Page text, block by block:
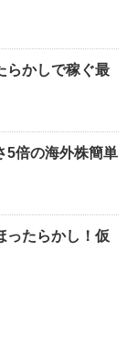
らかしで稼ぐ最
5倍の海外株簡単
ったらかし！仮